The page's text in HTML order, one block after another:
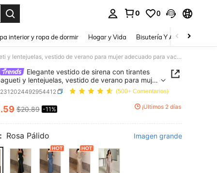
0 0
interior y ropa de dormir Hogar y Vida Bisutería Y Accesorios
Elegante vestido de sirena con tirantes de espagueti y lentejuelas, vestido de verano para mujer adecuado para vacaciones, fiestas de cumpleaños y uso diario
Elegante vestido de sirena con tirantes
y lentejuelas, vestido de verano para mujer
para vacaciones, fiestas de cumpleaños y uso
(500+ Comentarios)
AND AVAILABILITY
.59 $20.89 -11% ¡Últimos 2 días
Rosa Pálido Imagen grande